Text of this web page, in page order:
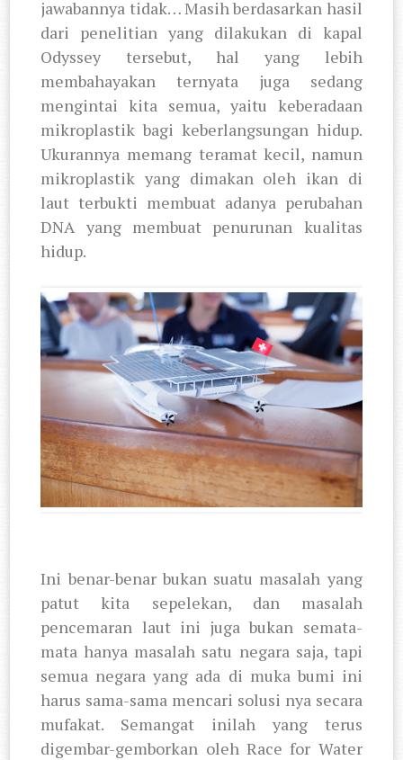
jawabannya tidak… Masih berdasarkan hasil
dari penelitian yang dilakukan di kapal
Odyssey tersebut, hal yang lebih
membahayakan ternyata juga sedang
mengintai kita semua, yaitu keberadaan
mikroplastik bagi keberlangsungan hidup.
Ukurannya memang teramat kecil, namun
mikroplastik yang dimakan oleh ikan di
laut terbukti membuat adanya perubahan
DNA yang membuat penurunan kualitas
hidup.
Ini benar-benar bukan suatu masalah yang
patut kita sepelekan, dan masalah
pencemaran laut ini juga bukan semata-
mata hanya masalah satu negara saja, tapi
semua negara yang ada di muka bumi ini
harus sama-sama mencari solusi nya secara
mufakat. Semangat inilah yang terus
digembar-gemborkan oleh Race for Water